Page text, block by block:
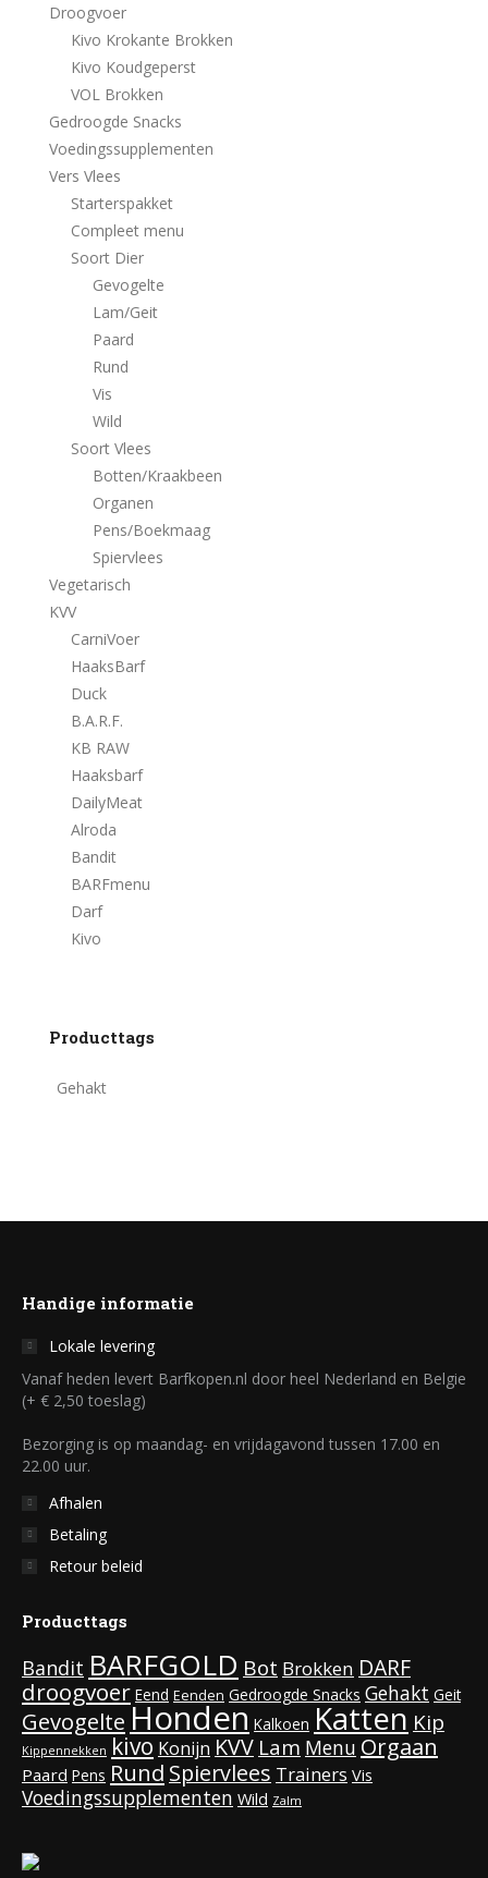
Droogvoer
Kivo Krokante Brokken
Kivo Koudgeperst
VOL Brokken
Gedroogde Snacks
Voedingssupplementen
Vers Vlees
Starterspakket
Compleet menu
Soort Dier
Gevogelte
Lam/Geit
Paard
Rund
Vis
Wild
Soort Vlees
Botten/Kraakbeen
Organen
Pens/Boekmaag
Spiervlees
Vegetarisch
KVV
CarniVoer
HaaksBarf
Duck
B.A.R.F.
KB RAW
Haaksbarf
DailyMeat
Alroda
Bandit
BARFmenu
Darf
Kivo
Producttags
Gehakt
Handige informatie
Lokale levering
Vanaf heden levert Barfkopen.nl door heel Nederland en Belgie
(+ € 2,50 toeslag)
Bezorging is op maandag- en vrijdagavond tussen 17.00 en
22.00 uur.
Afhalen
Betaling
Retour beleid
Producttags
Bandit BARFGOLD Bot Brokken DARF
droogvoer Eend Eenden Gedroogde Snacks Gehakt Geit
GevogelteHonden Kalkoen Katten Kip
Kippennekken kivo Konijn KVV Lam Menu Orgaan
Paard Pens Rund Spiervlees Trainers Vis
Voedingssupplementen Wild Zalm